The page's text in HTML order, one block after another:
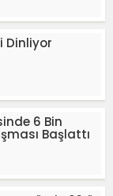
Dinliyor
6 Bin
Başlattı